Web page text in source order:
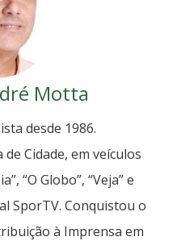
Motta
desde 1986.
Cidade, em veículos
“O Globo”, “Veja” e
SporTV. Conquistou o
à Imprensa em